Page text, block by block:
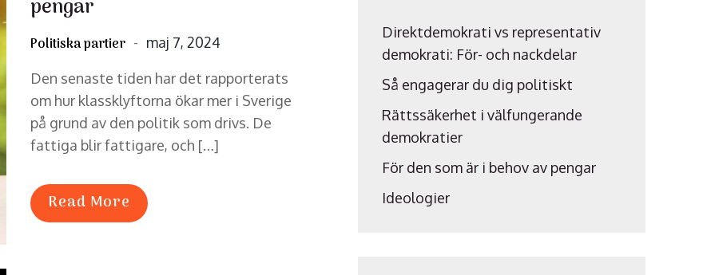
pengar
Politiska partier
Posted
maj 7, 2024
Den senaste tiden har det rapporterats
om hur klassklyftorna ökar mer i Sverige
på grund av den politik som drivs. De
fattiga blir fattigare, och […]
Read More
Direktdemokrati vs representativ
demokrati: För- och nackdelar
Så engagerar du dig politiskt
Rättssäkerhet i välfungerande
demokratier
För den som är i behov av pengar
Ideologier